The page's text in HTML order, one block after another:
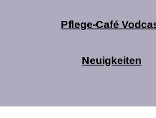
Pflege-Café
Neuigkeiten